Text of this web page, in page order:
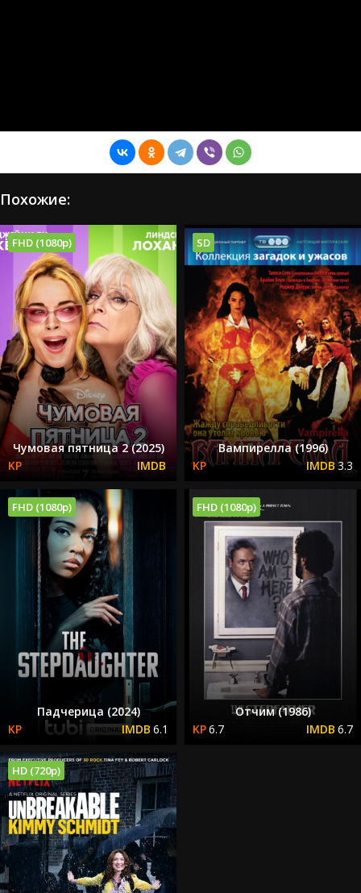
Похожие:
FHD (1080p)
Чумовая пятница 2 (2025)
SD
Вампирелла (1996)
3.3
FHD (1080p)
Падчерица (2024)
6.1
FHD (1080p)
Отчим (1986)
6.7
6.7
HD (720p)